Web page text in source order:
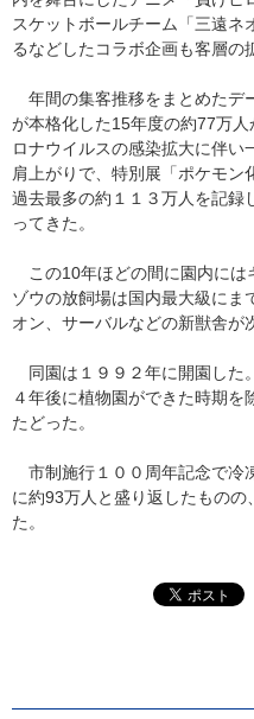
スケットボールチーム「三遠ネ
るなどしたコラボ企画も客層の
年間の集客推移をまとめたデ
が本格化した15年度の約77万
ロナウイルスの感染拡大に伴
肩上がりで、特別展「ポケモン
過去最多の約１１３万人を記録
ってきた。
この10年ほどの間に園内には
ゾウの放飼場は国内最大級にま
オン、サーバルなどの新獣舎が
同園は１９９２年に開園した
４年後に植物園ができた時期
たどった。
市制施行１００周年記念で冷
に約93万人と盛り返したもの
た。